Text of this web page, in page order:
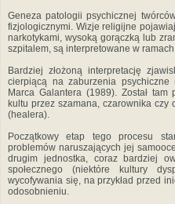
Geneza patologii psychicznej
fizjologicznymi. Wizje religijne
narkotykami, wysoką gorączką lub
szpitalem, są interpretowane w
Bardziej złożoną interpretację
cierpiącą na zaburzenia psychiczne
Marca Galantera (1989). Został
kultu przez szamana, czarownika
(healera).
Początkowy etap tego procesu
problemów naruszających jej
drugim jednostka, coraz bardziej
społecznego (niektóre kultury
wycofywania się, na przykład przed
odosobnieniu.